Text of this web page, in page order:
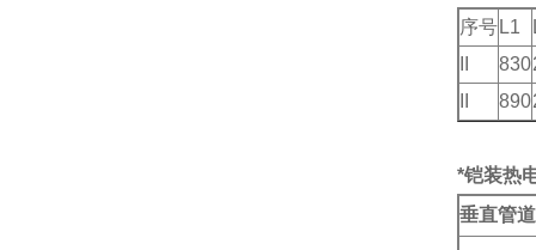
序号 L1
830
890
*铠装热
垂直管